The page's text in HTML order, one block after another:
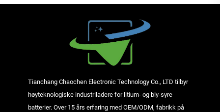
Tianchang Chaochen Electronic Technology Co., LTD tilbyr
høyteknologiske industriladere for litium- og bly-syre
batterier. Over 15 års erfaring med OEM/ODM, fabrikk på